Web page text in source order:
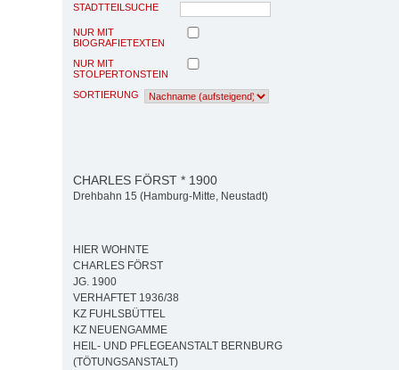
STADTTEILSUCHE
NUR MIT
BIOGRAFIETEXTEN
NUR MIT
STOLPERTONSTEIN
SORTIERUNG
CHARLES FÖRST * 1900
Drehbahn 15 (Hamburg-Mitte, Neustadt)
HIER WOHNTE
CHARLES FÖRST
JG. 1900
VERHAFTET 1936/38
KZ FUHLSBÜTTEL
KZ NEUENGAMME
HEIL- UND PFLEGEANSTALT BERNBURG
(TÖTUNGSANSTALT)